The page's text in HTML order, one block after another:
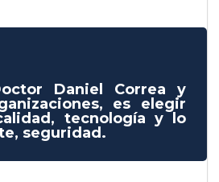
Daniel Correa y
es elegir
tecnología y lo
seguridad.